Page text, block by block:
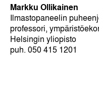
Markku Ollikainen
Ilmastopaneelin
professori,
Helsingin yliopisto
puh. 050 415 1201